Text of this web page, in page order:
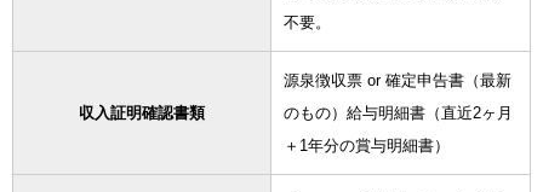
不要。
収入証明確認書類
源泉徴収票 or 確定申告書（最新
のもの）給与明細書（直近2ヶ月
＋1年分の賞与明細書）